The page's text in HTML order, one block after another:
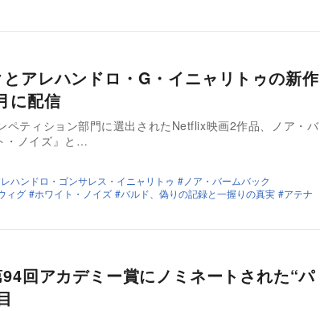
アレハンドロ・G・イニャリトゥの新作
に配信
ペティション部門に選出されたNetflix映画2作品、ノア・バ
・ノイズ』と…
ハンドロ・ゴンサレス・イニャリトゥ
ノア・バームバック
ィグ ホワイト・ノイズ バルド、偽りの記録と一握りの真実
アテナ
回アカデミー賞にノミネートされた“パ